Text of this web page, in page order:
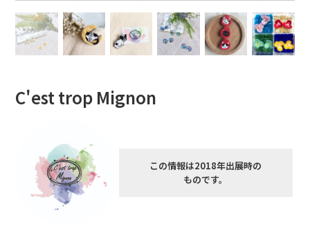
C'est trop Mignon
この情報は2018年出展時の
ものです。